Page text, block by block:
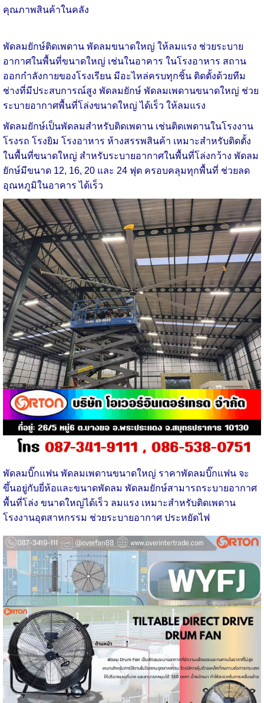
คุณภาพสินค้าในคลัง
พัดลมยักษ์ติดเพดานพัดลมขนาดใหญ่ ให้ลมแรง ช่วยระบาย
อากาศในพื้นที่ขนาดใหญ่ เช่นในอาคาร ในโรงอาหาร สถาน
ออกกำลังกายของโรงเรียน มีอะไหล่ครบทุกชิ้น ติดตั้งด้วยทีม
ช่างที่มีประสบการณ์สูง พัดลมยักษ์ พัดลมเพดานขนาดใหญ่ ช่วย
ระบายอากาศพื้นที่โล่งขนาดใหญ่ ได้เร็ว ให้ลมแรง
พัดลมยักษ์เป็นพัดลมสำหรับติดเพดาน เช่นติดเพดานในโรงงาน
โรงรถ โรงยิม โรงอาหาร ห้างสรรพสินค้า เหมาะสำหรับติดตั้ง
ในพื้นที่ขนาดใหญ่ สำหรับระบายอากาศในพื้นที่โล่งกว้าง พัดลม
ยักษ์มีขนาด 12, 16, 20 และ 24 ฟุต ครอบคลุมทุกพื้นที่ ช่วยลด
อุณหภูมิในอาคาร ได้เร็ว
พัดลมบิ๊กแฟน พัดลมเพดานขนาดใหญ่ ราคาพัดลมบิ๊กแฟน จะ
ขึ้นอยู่กับยี่ห้อและขนาดพัดลม พัดลมยักษ์สามารถระบายอากาศ
พื้นที่โล่ง ขนาดใหญ่ได้เร็ว ลมแรง เหมาะสำหรับติดเพดาน
โรงงานอุตสาหกรรม ช่วยระบายอากาศ ประหยัดไฟ